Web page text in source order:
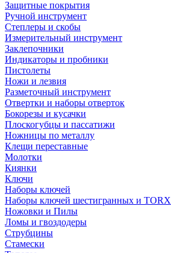
Защитные покрытия
Ручной инструмент
Степлеры и скобы
Измерительный инструмент
Заклепочники
Индикаторы и пробники
Пистолеты
Ножи и лезвия
Разметочный инструмент
Отвертки и наборы отверток
Бокорезы и кусачки
Плоскогубцы и пассатижи
Ножницы по металлу
Клещи переставные
Молотки
Киянки
Ключи
Наборы ключей
Наборы ключей шестигранных и TORX
Ножовки и Пилы
Ломы и гвоздодеры
Струбцины
Стамески